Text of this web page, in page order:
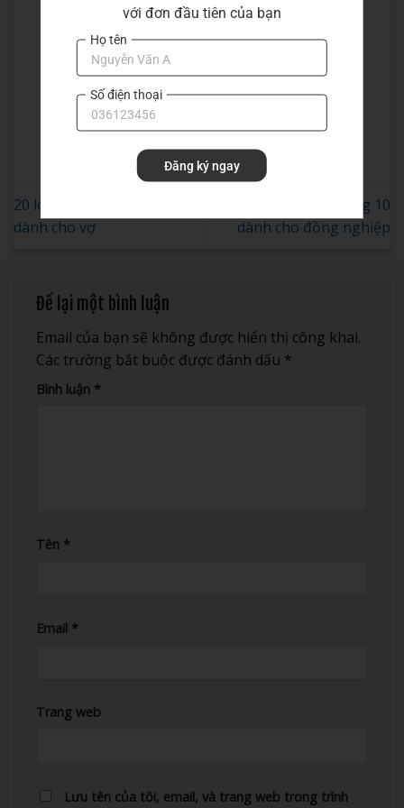
năm kinh nghiệm trong lĩnh vực
giấy đến in sách, catalogue. Đảm
bảo chất lượng cao, đúng thời
hạn, đáp ứng mọi yêu cầu của
khách hàng.
20 lời chúc 20 tháng 10
dành cho vợ
20 lời chúc 20 tháng 10
dành cho đồng nghiệp
Để lại một bình luận
Email của bạn sẽ không được hiển thị công khai.
Các trường bắt buộc được đánh dấu *
Bình luận *
Tên *
Email *
Trang web
Lưu tên của tôi, email, và trang web trong trình
với đơn đầu tiên của bạn
Họ tên
Số điện thoại
Đăng ký ngay